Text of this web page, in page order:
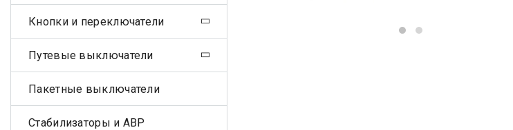
Кнопки и переключатели
Путевые выключатели
Пакетные выключатели
Стабилизаторы и АВР